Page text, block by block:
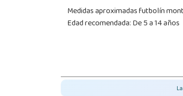
Medidas aproximadas futbolín
Edad recomendada: De 5 a 14 años